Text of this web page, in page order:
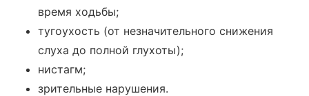
время ходьбы;
тугоухость (от незначительного снижения
слуха до полной глухоты);
нистагм;
зрительные нарушения.